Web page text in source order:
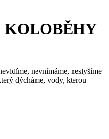
nevnímáme, neslyšíme
dýcháme, vody, kterou